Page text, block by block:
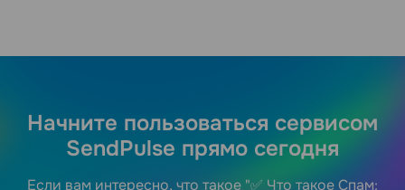
Начните пользоваться сервисом
SendPulse прямо сегодня
Если вам интересно, что такое "✅ Что такое Спам: